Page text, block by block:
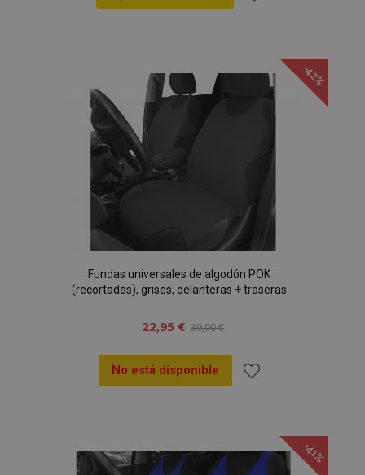
Lista
-42%
Fundas universales de algodón POK
(recortadas), grises, delanteras + traseras
22,95 € 39,00 €
No está disponible
Lista
-41%